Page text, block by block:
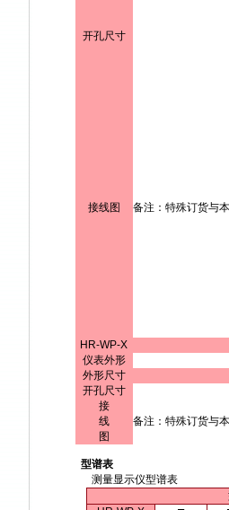
开孔尺寸
接线图 备注：特殊订货与
HR-WP-X
仪表外形
外形尺寸
开孔尺寸
接
线
图
备注：特殊订货与
型谱表
测量显示仪型谱表